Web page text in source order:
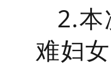
2.
难妇